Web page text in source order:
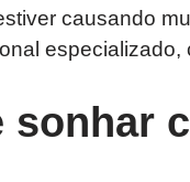
causando